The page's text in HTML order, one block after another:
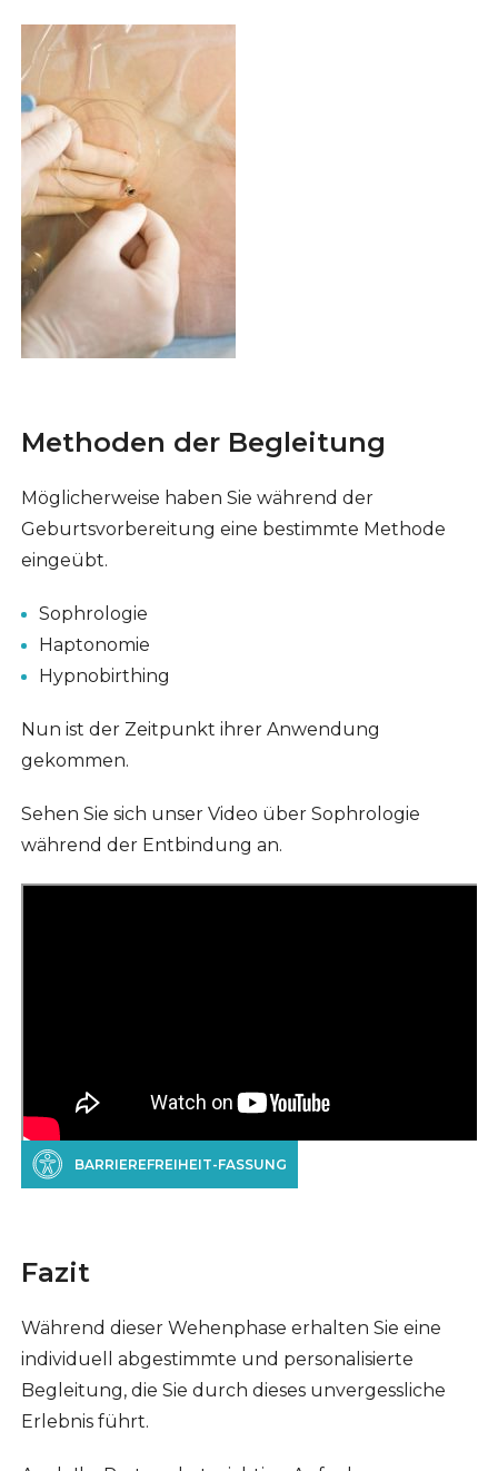
Methoden der Begleitung
Möglicherweise haben Sie während der
Geburtsvorbereitung eine bestimmte Methode
eingeübt.
Sophrologie
Haptonomie
Hypnobirthing
Nun ist der Zeitpunkt ihrer Anwendung
gekommen.
Sehen Sie sich unser Video über Sophrologie
während der Entbindung an.
BARRIEREFREIHEIT-FASSUNG
Fazit
Während dieser Wehenphase erhalten Sie eine
individuell abgestimmte und personalisierte
Begleitung, die Sie durch dieses unvergessliche
Erlebnis führt.